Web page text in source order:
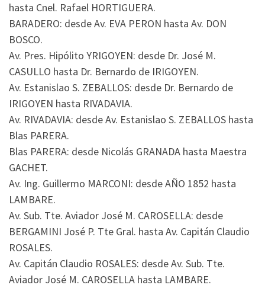
hasta Cnel. Rafael HORTIGUERA.
BARADERO: desde Av. EVA PERON hasta Av. DON
BOSCO.
Av. Pres. Hipólito YRIGOYEN: desde Dr. José M.
CASULLO hasta Dr. Bernardo de IRIGOYEN.
Av. Estanislao S. ZEBALLOS: desde Dr. Bernardo de
IRIGOYEN hasta RIVADAVIA.
Av. RIVADAVIA: desde Av. Estanislao S. ZEBALLOS hasta
Blas PARERA.
Blas PARERA: desde Nicolás GRANADA hasta Maestra
GACHET.
Av. Ing. Guillermo MARCONI: desde AÑO 1852 hasta
LAMBARE.
Av. Sub. Tte. Aviador José M. CAROSELLA: desde
BERGAMINI José P. Tte Gral. hasta Av. Capitán Claudio
ROSALES.
Av. Capitán Claudio ROSALES: desde Av. Sub. Tte.
Aviador José M. CAROSELLA hasta LAMBARE.